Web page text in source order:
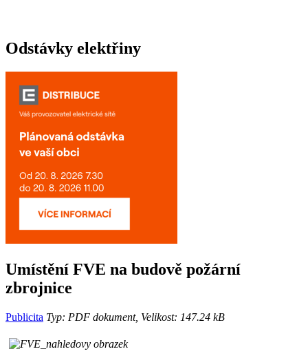
Odstávky elektřiny
Umístění FVE na budově požární
zbrojnice
Publicita Typ: PDF dokument, Velikost: 147.24 kB